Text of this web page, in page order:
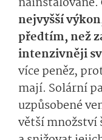
nejvyšší
předtím, než
intenzivněji
více peněz,
mají. Solární
uzpůsobené
větší množství